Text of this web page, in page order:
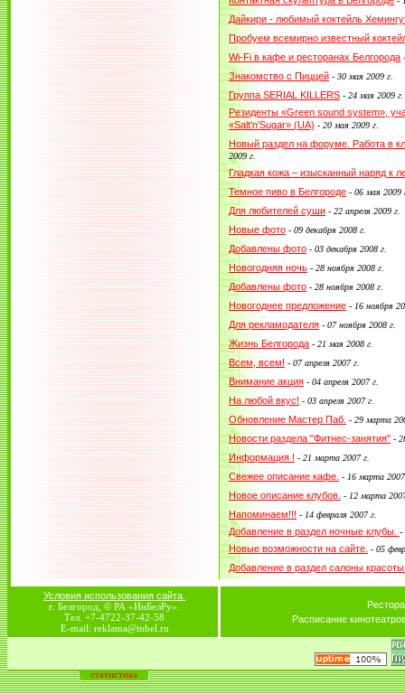
Дайкири - любимый коктейль
Пробуем всемирно известный
Wi-Fi в кафе и ресторанах Белгорода
Знакомство с Пиццей - 30 мая 2009 г.
Группа SERIAL KILLERS - 24 мая 2009 г.
Резиденты «Green sound system»,
«Salt'n'Sugar» (UA) - 20 мая 2009 г.
Новый раздел на форуме. Работа в
2009 г.
Гладкая кожа – изысканный наряд к
Темное пиво в Белгороде - 06 мая 2009
Для любителей суши - 22 апреля 2009 г.
Новые фото - 09 декабря 2008 г.
Добавлены фото - 03 декабря 2008 г.
Новогодняя ночь - 28 ноября 2008 г.
Добавлены фото - 28 ноября 2008 г.
Новогоднее предложение - 16 ноября
Для рекламодателя - 07 ноября 2008 г.
Жизнь Белгорода - 21 мая 2008 г.
Всем, всем! - 07 апреля 2007 г.
Внимание акция - 04 апреля 2007 г.
На любой вкус! - 03 апреля 2007 г.
Обновление Мастер Паб. - 29 марта
Новости раздела "Фитнес-занятия" -
Информация ! - 21 марта 2007 г.
Свежее описание кафе. - 16 марта
Новое описание клубов. - 12 марта
Напоминаем!!! - 14 февраля 2007 г.
Добавление в раздел ночные клубы. -
Новые возможности на сайте. - 05
Добавление в раздел салоны
Условия использования сайта.
г. Белгород, © РА «ИнБелРу».
Тел. +7-4722-37-42-58
E-mail: reklama@inbel.ru
Расписание
статистика